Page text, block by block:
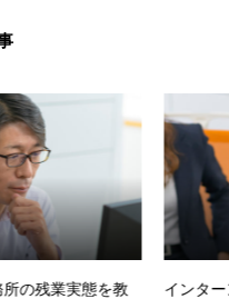
インターンシップ2022が始ま